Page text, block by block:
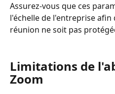
Assurez-vous que ces
l'échelle de l'entreprise
réunion ne soit pas
Limitations de
Zoom